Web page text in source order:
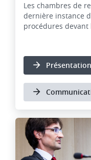
Les chambres de
dernière instance
procédures devant
Présentation